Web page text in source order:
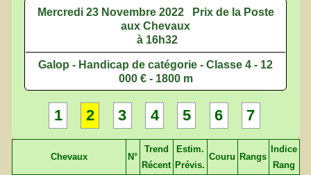
Mercredi 23 Novembre 2022
Prix de la Poste
aux Chevaux
à 16h32
Galop - Handicap de catégorie - Classe 4 - 12
000 € - 1800 m
1 2 3 4 5 6 7
Chevaux N°
Trend
Récent
Estim.
Prévis.
Couru Rangs
Indice
Rang